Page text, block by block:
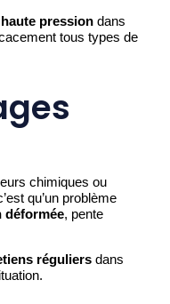
pression dans
tous types de
chimiques ou
qu’un problème
déformée, pente
réguliers dans